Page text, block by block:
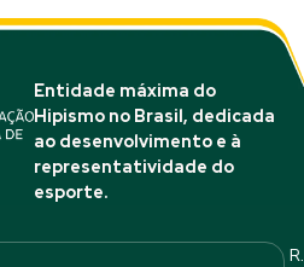
Entidade máxima do
Hipismo no Brasil, dedicada
ao desenvolvimento e à
representatividade do
esporte.
R.